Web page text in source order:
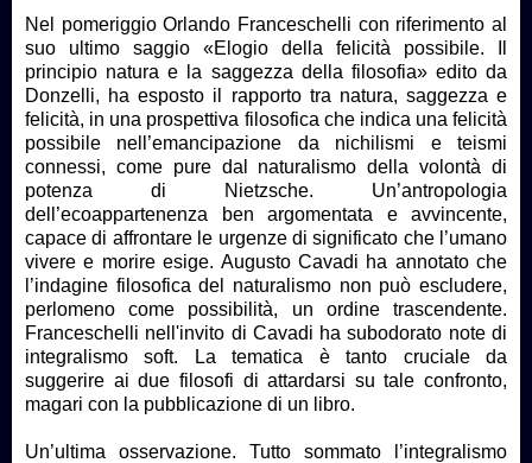
Nel pomeriggio Orlando Franceschelli con riferimento al
suo ultimo saggio «Elogio della felicità possibile. Il
principio natura e la saggezza della filosofia» edito da
Donzelli, ha esposto il rapporto tra natura, saggezza e
felicità, in una prospettiva filosofica che indica una felicità
possibile nell’emancipazione da nichilismi e teismi
connessi, come pure dal naturalismo della volontà di
potenza di Nietzsche. Un’antropologia
dell’ecoappartenenza ben argomentata e avvincente,
capace di affrontare le urgenze di significato che l’umano
vivere e morire esige. Augusto Cavadi ha annotato che
l’indagine filosofica del naturalismo non può escludere,
perlomeno come possibilità, un ordine trascendente.
Franceschelli nell'invito di Cavadi ha subodorato note di
integralismo soft. La tematica è tanto cruciale da
suggerire ai due filosofi di attardarsi su tale confronto,
magari con la pubblicazione di un libro.
Un’ultima osservazione. Tutto sommato l’integralismo